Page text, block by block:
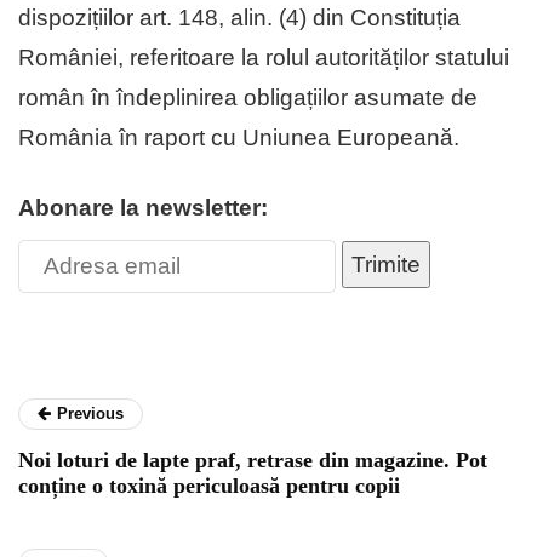
dispozițiilor art. 148, alin. (4) din Constituția
României, referitoare la rolul autorităților statului
român în îndeplinirea obligațiilor asumate de
România în raport cu Uniunea Europeană.
Abonare la newsletter:
Trimite
Previous
Noi loturi de lapte praf, retrase din magazine. Pot
conține o toxină periculoasă pentru copii